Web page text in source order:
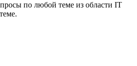
по любой теме из области IT